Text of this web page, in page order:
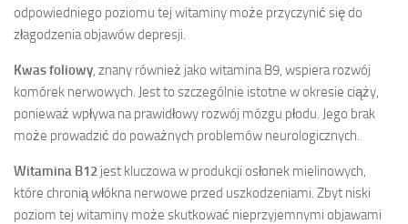
odpowiedniego poziomu tej witaminy może przyczynić się do
złagodzenia objawów depresji.
Kwas foliowy, znany również jako witamina B9, wspiera rozwój
komórek nerwowych. Jest to szczególnie istotne w okresie ciąży,
ponieważ wpływa na prawidłowy rozwój mózgu płodu. Jego brak
może prowadzić do poważnych problemów neurologicznych.
Witamina B12 jest kluczowa w produkcji osłonek mielinowych,
które chronią włókna nerwowe przed uszkodzeniami. Zbyt niski
poziom tej witaminy może skutkować nieprzyjemnymi objawami